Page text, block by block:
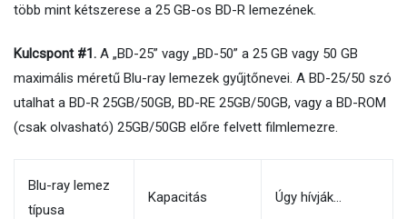
több mint kétszerese a 25 GB-os BD-R lemezének.
Kulcspont #1. A „BD-25” vagy „BD-50” a 25 GB vagy 50 GB
maximális méretű Blu-ray lemezek gyűjtőnevei. A BD-25/50 szó
utalhat a BD-R 25GB/50GB, BD-RE 25GB/50GB, vagy a BD-ROM
(csak olvasható) 25GB/50GB előre felvett filmlemezre.
Blu-ray lemez
típusa
Kapacitás Úgy hívják…